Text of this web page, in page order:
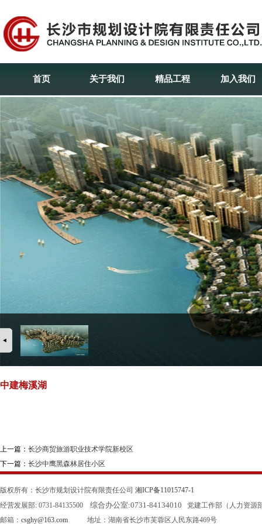
首页 关于我们 精品工程 加入我们
中建梅溪湖
上一篇： 长沙商贸旅游职业技术学院新校区
下一篇： 长沙中鹰黑森林居住小区
版权所有：长沙市规划设计院有限责任公司 湘ICP备11015747-1
经营发展部: 0731-84135500 综合办公室:0731-84134010
党建工作部（人力资源
邮箱： csghy@163.com 地址：湖南省长沙市芙蓉区人民东路469号